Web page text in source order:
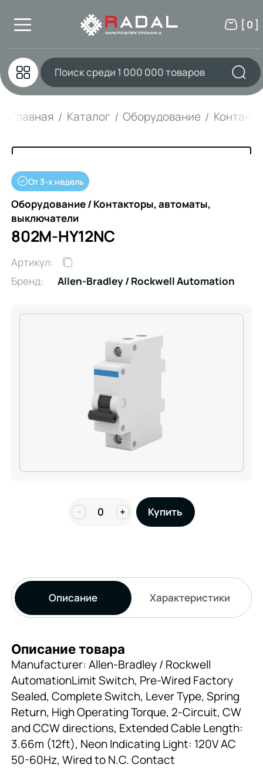
[ 0 ]
Главная Каталог Оборудование
От 3-х недель
Оборудование / Контакторы, автоматы,
выключатели
802M-HY12NC
Артикул:
Бренд:
Allen-Bradley / Rockwell Automation
− + Купить
Описание Характеристики
Описание товара
Manufacturer: Allen-Bradley / Rockwell
AutomationLimit Switch, Pre-Wired Factory
Sealed, Complete Switch, Lever Type, Spring
Return, High Operating Torque, 2-Circuit, CW
and CCW directions, Extended Cable Length:
3.66m (12ft), Neon Indicating Light: 120V AC
50-60Hz, Wired to N.C. Contact